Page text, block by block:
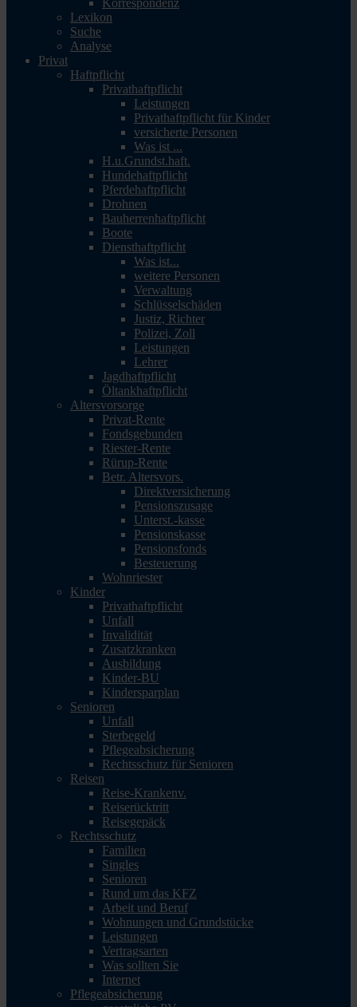
Korrespondenz
Lexikon
Suche
Analyse
Privat
Haftpflicht
Privathaftpflicht
Leistungen
Privathaftpflicht für Kinder
versicherte Personen
Was ist ...
H.u.Grundst.haft.
Hundehaftpflicht
Pferdehaftpflicht
Drohnen
Bauherrenhaftpflicht
Boote
Diensthaftpflicht
Was ist...
weitere Personen
Verwaltung
Schlüsselschäden
Justiz, Richter
Polizei, Zoll
Leistungen
Lehrer
Jagdhaftpflicht
Öltankhaftpflicht
Altersvorsorge
Privat-Rente
Fondsgebunden
Riester-Rente
Rürup-Rente
Betr. Altersvors.
Direktversicherung
Pensionszusage
Unterst.-kasse
Pensionskasse
Pensionsfonds
Besteuerung
Wohnriester
Kinder
Privathaftpflicht
Unfall
Invalidität
Zusatzkranken
Ausbildung
Kinder-BU
Kindersparplan
Senioren
Unfall
Sterbegeld
Pflegeabsicherung
Rechtsschutz für Senioren
Reisen
Reise-Krankenv.
Reiserücktritt
Reisegepäck
Rechtsschutz
Familien
Singles
Senioren
Rund um das KFZ
Arbeit und Beruf
Wohnungen und Grundstücke
Leistungen
Vertragsarten
Was sollten Sie
Internet
Pflegeabsicherung